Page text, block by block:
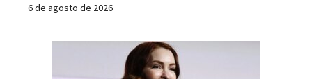
6 de agosto de 2026